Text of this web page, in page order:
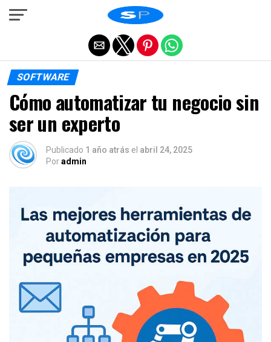
SOFTWARE
Cómo automatizar tu negocio sin
ser un experto
Publicado 1 año atrás el abril 24, 2025
Poradmin
Salir de la versión móvil